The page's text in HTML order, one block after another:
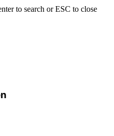
to search or ESC to close